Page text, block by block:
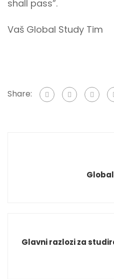
shall pass”.
Vaš Global Study Tim
Share:
Glavni razlozi za